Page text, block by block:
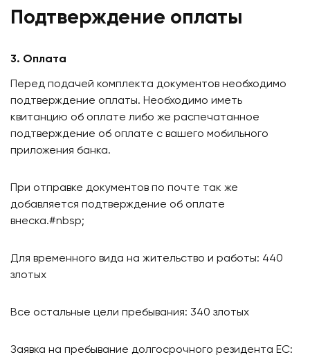
Подтверждение оплаты
3. Оплата
Перед подачей комплекта документов необходимо
подтверждение оплаты. Необходимо иметь
квитанцию об оплате либо же распечатанное
подтверждение об оплате с вашего мобильного
приложения банка.
При отправке документов по почте так же
добавляется подтверждение об оплате
внеска.#nbsp;
Для временного вида на жительство и работы: 440
злотых​
Все остальные цели пребывания: 340 злотых​
Заявка на пребывание долгосрочного резидента ЕС: